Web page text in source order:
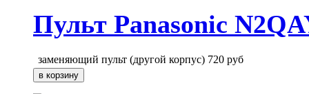
Пульт Panasonic
заменяющий пульт (другой корпус) 720 руб